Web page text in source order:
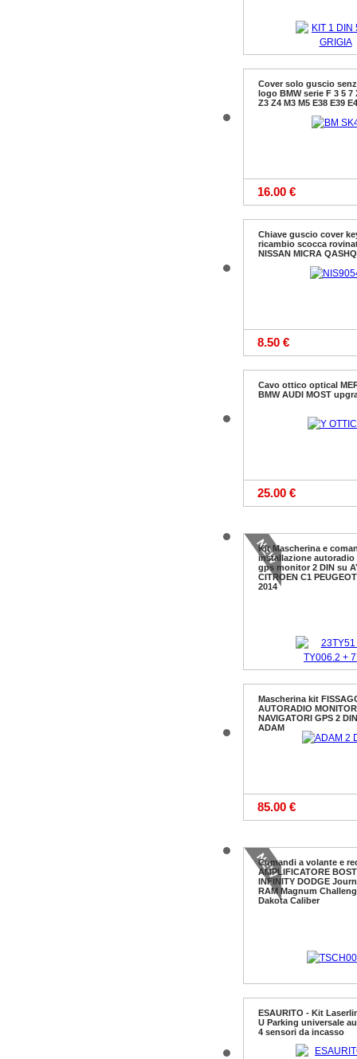
63.50 €
Cover solo guscio
logo BMW serie F 3 5 7
Z3 Z4 M3 M5 E38 E39
16.00 €
Chiave guscio cover
ricambio scocca
NISSAN MICRA
8.50 €
Cavo ottico optical
BMW AUDI MOST
25.00 €
Kit Mascherina e
installazione autoradio
gps monitor 2 DIN su
CITROEN C1
2014
110.00 €
Mascherina kit
AUTORADIO MONITOR
NAVIGATORI GPS 2
ADAM
85.00 €
Comandi a volante e
AMPLIFICATORE
INFINITY DODGE
RAM Magnum
Dakota Caliber
121.50 €
ESAURITO - Kit
U Parking universale
4 sensori da incasso